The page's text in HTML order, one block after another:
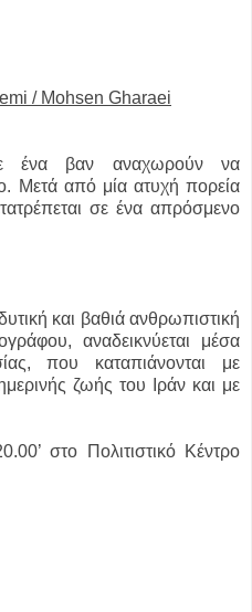
/ Mohsen Gharaei
με ένα βαν αναχωρούν να
Μετά από μία ατυχή πορεία
σε ένα απρόσμενο
και βαθιά ανθρωπιστική
αναδεικνύεται μέσα
που καταπιάνονται με
ζωής του Ιράν και με
στο Πολιτιστικό Κέντρο